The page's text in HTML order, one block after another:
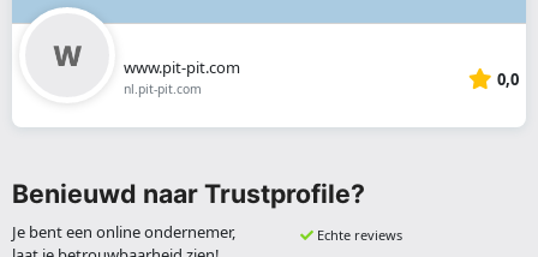
www.pit-pit.com
nl.pit-pit.com 0,0
Benieuwd naar Trustprofile?
Je bent een online ondernemer,
Echte reviews